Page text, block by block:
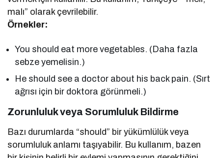
malı” olarak çevrilebilir.
Örnekler:
You should eat more vegetables. (Daha fazla
sebze yemelisin.)
He should see a doctor about his back pain. (Sırt
ağrısı için bir doktora görünmeli.)
Zorunluluk veya Sorumluluk Bildirme
Bazı durumlarda “should” bir yükümlülük veya
sorumluluk anlamı taşıyabilir. Bu kullanım, bazen